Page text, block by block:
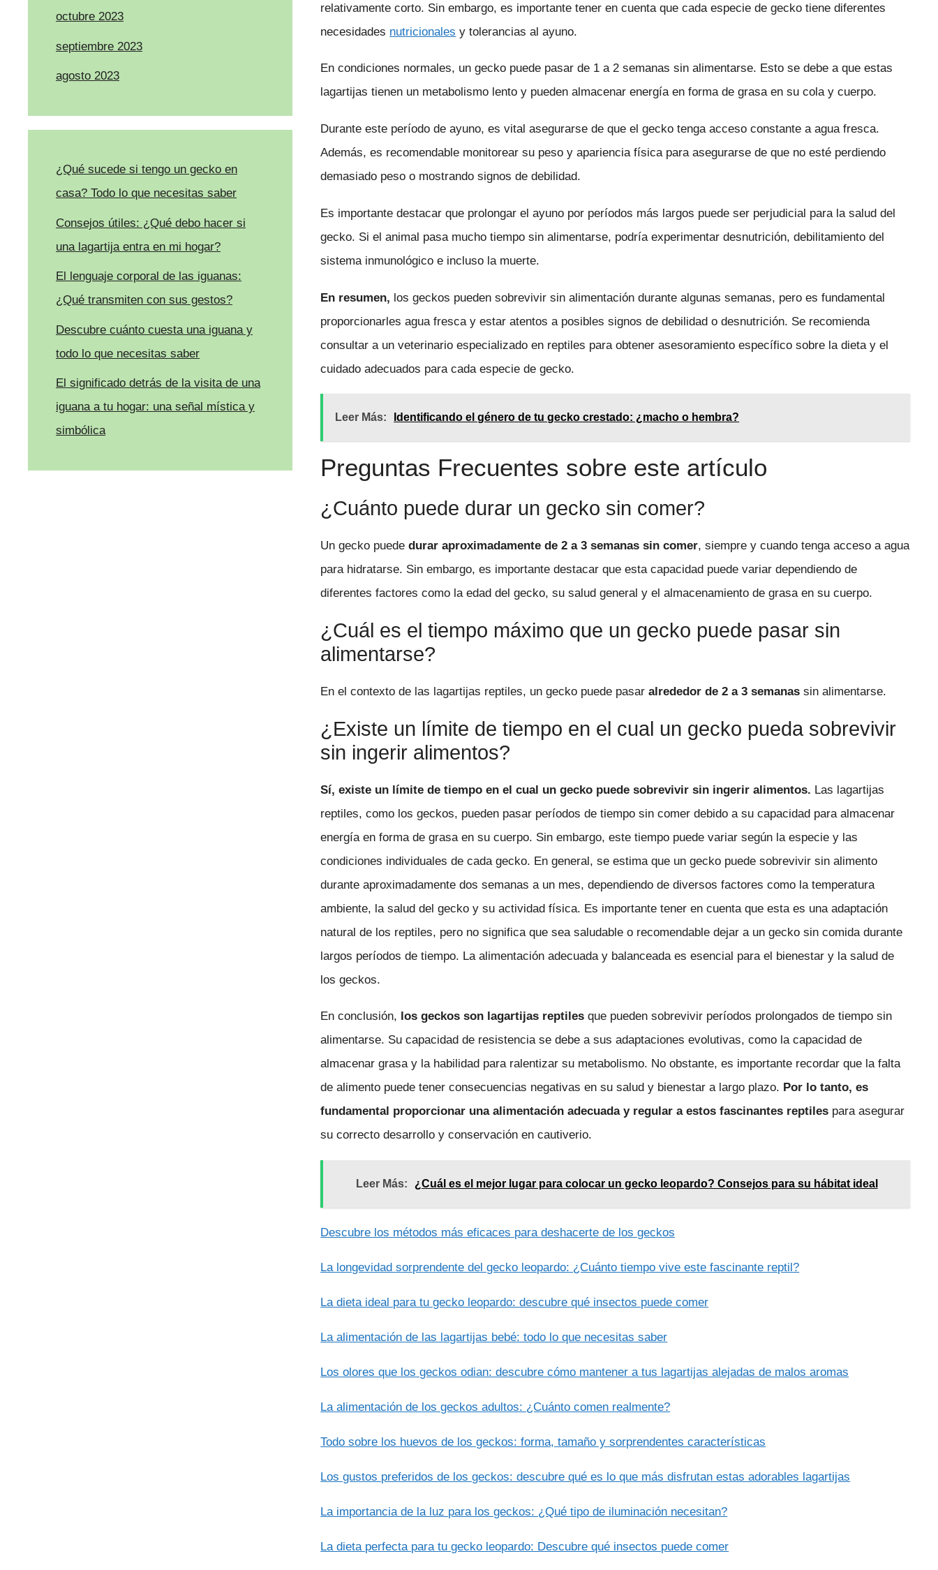
relativamente corto. Sin embargo, es importante tener en cuenta que cada especie de gecko tiene diferentes
necesidades nutricionales y tolerancias al ayuno.
En condiciones normales, un gecko puede pasar de 1 a 2 semanas sin alimentarse. Esto se debe a que estas
lagartijas tienen un metabolismo lento y pueden almacenar energía en forma de grasa en su cola y cuerpo.
Durante este período de ayuno, es vital asegurarse de que el gecko tenga acceso constante a agua fresca.
Además, es recomendable monitorear su peso y apariencia física para asegurarse de que no esté perdiendo
demasiado peso o mostrando signos de debilidad.
Es importante destacar que prolongar el ayuno por períodos más largos puede ser perjudicial para la salud del
gecko. Si el animal pasa mucho tiempo sin alimentarse, podría experimentar desnutrición, debilitamiento del
sistema inmunológico e incluso la muerte.
En resumen, los geckos pueden sobrevivir sin alimentación durante algunas semanas, pero es fundamental
proporcionarles agua fresca y estar atentos a posibles signos de debilidad o desnutrición. Se recomienda
consultar a un veterinario especializado en reptiles para obtener asesoramiento específico sobre la dieta y el
cuidado adecuados para cada especie de gecko.
Leer Más: Identificando el género de tu gecko crestado: ¿macho o hembra?
Preguntas Frecuentes sobre este artículo
¿Cuánto puede durar un gecko sin comer?
Un gecko puededurar aproximadamente de 2 a 3 semanas sin comer, siempre y cuando tenga acceso a agua
para hidratarse. Sin embargo, es importante destacar que esta capacidad puede variar dependiendo de
diferentes factores como la edad del gecko, su salud general y el almacenamiento de grasa en su cuerpo.
¿Cuál es el tiempo máximo que un gecko puede pasar sin
alimentarse?
En el contexto de las lagartijas reptiles, un gecko puede pasaralrededor de 2 a 3 semanas sin alimentarse.
¿Existe un límite de tiempo en el cual un gecko pueda sobrevivir
sin ingerir alimentos?
Sí, existe un límite de tiempo en el cual un gecko puede sobrevivir sin ingerir alimentos. Las lagartijas
reptiles, como los geckos, pueden pasar períodos de tiempo sin comer debido a su capacidad para almacenar
energía en forma de grasa en su cuerpo. Sin embargo, este tiempo puede variar según la especie y las
condiciones individuales de cada gecko. En general, se estima que un gecko puede sobrevivir sin alimento
durante aproximadamente dos semanas a un mes, dependiendo de diversos factores como la temperatura
ambiente, la salud del gecko y su actividad física. Es importante tener en cuenta que esta es una adaptación
natural de los reptiles, pero no significa que sea saludable o recomendable dejar a un gecko sin comida durante
largos períodos de tiempo. La alimentación adecuada y balanceada es esencial para el bienestar y la salud de
los geckos.
En conclusión, los geckos son lagartijas reptiles que pueden sobrevivir períodos prolongados de tiempo sin
alimentarse. Su capacidad de resistencia se debe a sus adaptaciones evolutivas, como la capacidad de
almacenar grasa y la habilidad para ralentizar su metabolismo. No obstante, es importante recordar que la falta
de alimento puede tener consecuencias negativas en su salud y bienestar a largo plazo. Por lo tanto, es
fundamental proporcionar una alimentación adecuada y regular a estos fascinantes reptiles para asegurar
su correcto desarrollo y conservación en cautiverio.
Leer Más: ¿Cuál es el mejor lugar para colocar un gecko leopardo? Consejos para su hábitat ideal
Descubre los métodos más eficaces para deshacerte de los geckos
La longevidad sorprendente del gecko leopardo: ¿Cuánto tiempo vive este fascinante reptil?
La dieta ideal para tu gecko leopardo: descubre qué insectos puede comer
La alimentación de las lagartijas bebé: todo lo que necesitas saber
Los olores que los geckos odian: descubre cómo mantener a tus lagartijas alejadas de malos aromas
La alimentación de los geckos adultos: ¿Cuánto comen realmente?
Todo sobre los huevos de los geckos: forma, tamaño y sorprendentes características
Los gustos preferidos de los geckos: descubre qué es lo que más disfrutan estas adorables lagartijas
La importancia de la luz para los geckos: ¿Qué tipo de iluminación necesitan?
La dieta perfecta para tu gecko leopardo: Descubre qué insectos puede comer
octubre 2023
septiembre 2023
agosto 2023
¿Qué sucede si tengo un gecko en
casa? Todo lo que necesitas saber
Consejos útiles: ¿Qué debo hacer si
una lagartija entra en mi hogar?
El lenguaje corporal de las iguanas:
¿Qué transmiten con sus gestos?
Descubre cuánto cuesta una iguana y
todo lo que necesitas saber
El significado detrás de la visita de una
iguana a tu hogar: una señal mística y
simbólica